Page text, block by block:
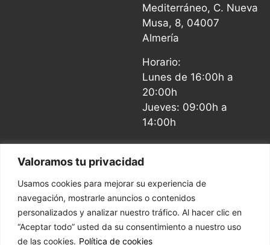
Valoramos tu privacidad
Usamos cookies para mejorar su experiencia de
navegación, mostrarle anuncios o contenidos
personalizados y analizar nuestro tráfico. Al hacer clic en
“Aceptar todo” usted da su consentimiento a nuestro uso
de las cookies. Política de cookies
Mediterráneo, C. Nueva
Musa, 8, 04007
Almería
Horario:
Lunes de 16:00h a
20:00h
Jueves: 09:00h a
14:00h
Aviso Legal y Política de Privacidad
Política de Cookies